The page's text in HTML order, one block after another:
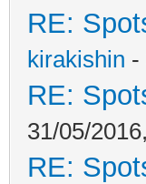
RE:
kirakishin -
RE:
31/05/
RE: